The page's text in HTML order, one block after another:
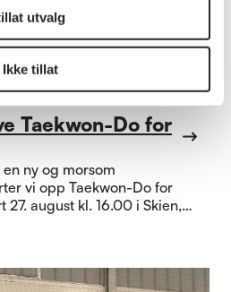
utvalg
Ikke tillat
Taekwon-Do for
ny og morsom
august kl. 16.00 i Skien,